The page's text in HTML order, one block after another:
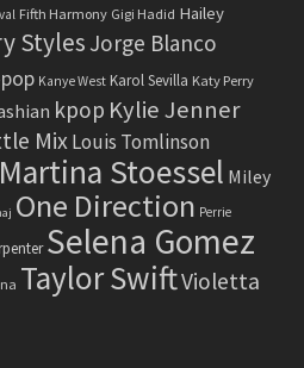
Fifth Harmony Gigi Hadid Hailey
Styles Jorge Blanco
Kanye West Karol Sevilla Katy Perry
kpop Kylie Jenner
MixLouis Tomlinson
Martina Stoessel Miley
One Direction Perrie
Selena Gomez
Taylor SwiftVioletta